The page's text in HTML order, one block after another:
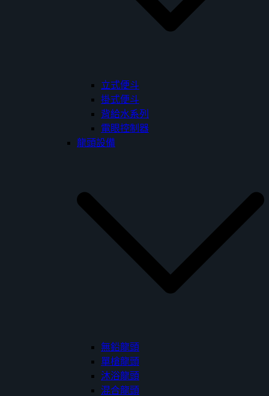
立式便斗
掛式便斗
背給水系列
電眼控制器
龍頭設備
無鉛龍頭
單槍龍頭
沐浴龍頭
混合龍頭